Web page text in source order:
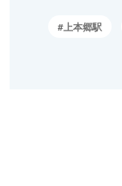
上本郷駅